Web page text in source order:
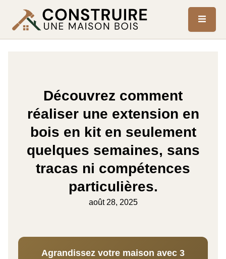
Découvrez comment
réaliser une extension en
bois en kit en seulement
quelques semaines, sans
tracas ni compétences
particulières.
août 28, 2025
Agrandissez votre maison avec 3